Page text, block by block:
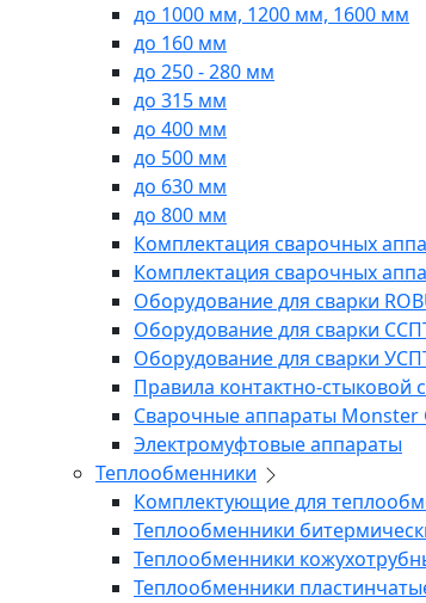
до 1000 мм, 1200 мм, 1600 мм
до 160 мм
до 250 - 280 мм
до 315 мм
до 400 мм
до 500 мм
до 630 мм
до 800 мм
Комплектация сварочных
Комплектация сварочных
Оборудование для сварки
Оборудование для сварки
Оборудование для сварки
Правила контактно-стыковой
Сварочные аппараты Monster
Электромуфтовые аппараты
Теплообменники
Комплектующие для
Теплообменники
Теплообменники
Теплообменники